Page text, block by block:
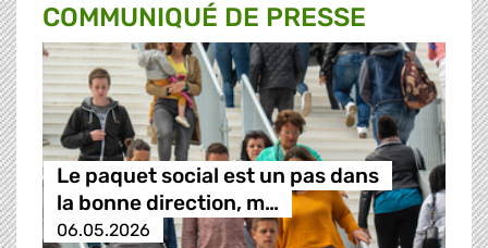
COMMUNIQUÉ DE PRESSE
Le paquet social est un pas dans
la bonne direction, m…
06.05.2026